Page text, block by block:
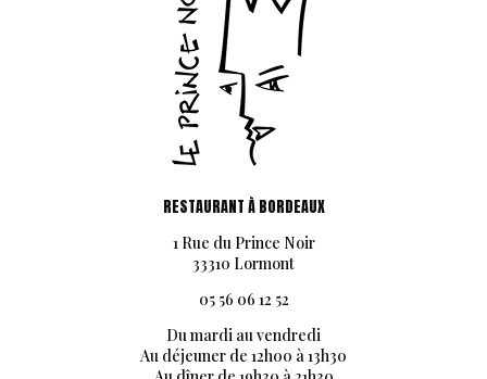
RESTAURANT À BORDEAUX
1 Rue du Prince Noir
33310 Lormont
05 56 06 12 52
Du mardi au vendredi
Au déjeuner de 12h00 à 13h30